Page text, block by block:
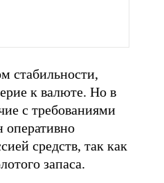
стабильности,
к валюте. Но в
с требованиями
оперативно
средств, так как
запаса.